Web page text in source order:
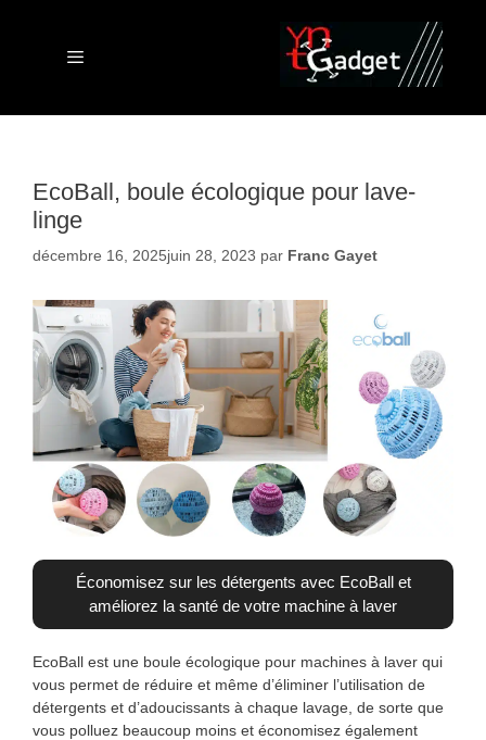
Menu
EcoBall, boule écologique pour lave-
linge
décembre 16, 2025juin 28, 2023 par Franc Gayet
Économisez sur les détergents avec EcoBall et
améliorez la santé de votre machine à laver
EcoBall est une boule écologique pour machines à laver qui
vous permet de réduire et même d’éliminer l’utilisation de
détergents et d’adoucissants à chaque lavage, de sorte que
vous polluez beaucoup moins et économisez également